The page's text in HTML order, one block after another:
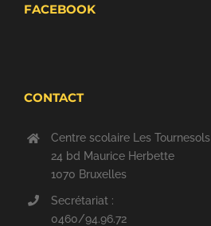
FACEBOOK
CONTACT
Centre scolaire Les Tournesols
24 bd Maurice Herbette
1070 Bruxelles
Secrétariat :
0460/94.96.72